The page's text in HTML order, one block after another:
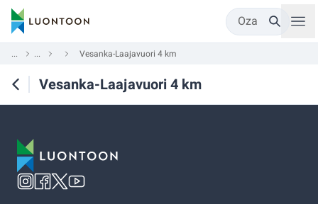
Oza
... ... Vesanka-Laajavuori 4 km
Vesanka-Laajavuori 4 km